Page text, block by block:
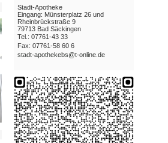
Stadt-Apotheke
Eingang: Münsterplatz 26 und
Rheinbrückstraße 9
79713 Bad Säckingen
Tel.: 07761-43 33
Fax: 07761-58 60 6
stadt-apothekebs@t-online.de